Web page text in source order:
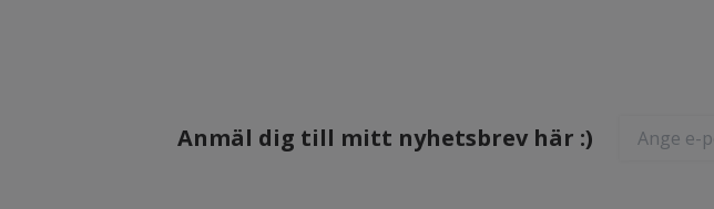
Anmäl dig till mitt nyhetsbrev här :)